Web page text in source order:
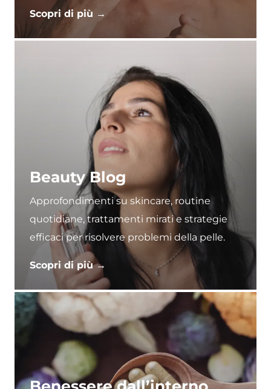
Scopri di più →
Beauty Blog
Approfondimenti su skincare, routine
quotidiane, trattamenti mirati e strategie
efficaci per risolvere problemi della pelle.
Scopri di più →